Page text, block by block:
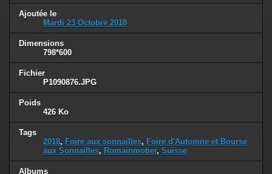
Ajoutée le
Mardi 23 Octobre 2018
Dimensions
798*600
Fichier
P1090876.JPG
Poids
426 Ko
Tags
2018, Foire aux sonnailles, Foire d'Automne et Bourse
aux Sonnailles, Romainmotier, Suisse
Albums